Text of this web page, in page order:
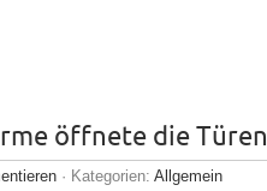
öffnete die Türen
· Kategorien: Allgemein